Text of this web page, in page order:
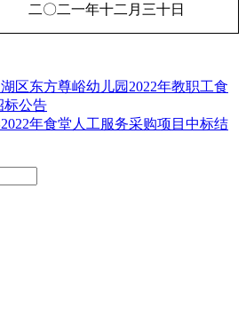
二〇二一年十二月三十日
区东方尊峪幼儿园2022年教职工食
标公告
年食堂人工服务采购项目中标结